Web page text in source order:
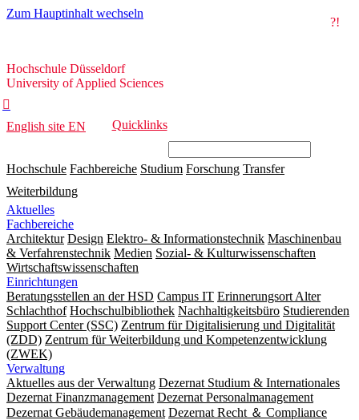
Zum Hauptinhalt wechseln
?!
Hochschule
Düsseldorf
Hochschule Düsseldorf
University of Applied Sciences

English site EN Quicklinks
Hochschule Fachbereiche Studium Forschung Transfer
Weiterbildung
Aktuelles
Fachbereiche
Architektur Design Elektro- & Informationstechnik Maschinenbau
& Verfahrenstechnik Medien Sozial- & Kulturwissenschaften
Wirtschaftswissenschaften
Einrichtungen
Beratungsstellen an der HSD Campus IT Erinnerungsort Alter
Schlachthof Hochschulbibliothek Nachhaltigkeitsbüro Studierenden
Support Center (SSC) Zentrum für Digitalisierung und Digitalität
(ZDD) Zentrum für Weiterbildung und Kompetenzentwicklung
(ZWEK)
Verwaltung
Aktuelles aus der Verwaltung Dezernat Studium & Internationales
Dezernat Finanzmanagement Dezernat Personalmanagement
Dezernat Gebäudemanagement Dezernat Recht ＆ Compliance